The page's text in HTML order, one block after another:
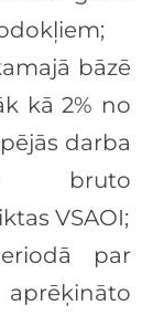
bāzē
kā 2% no
darba
bruto
VSAOI;
par